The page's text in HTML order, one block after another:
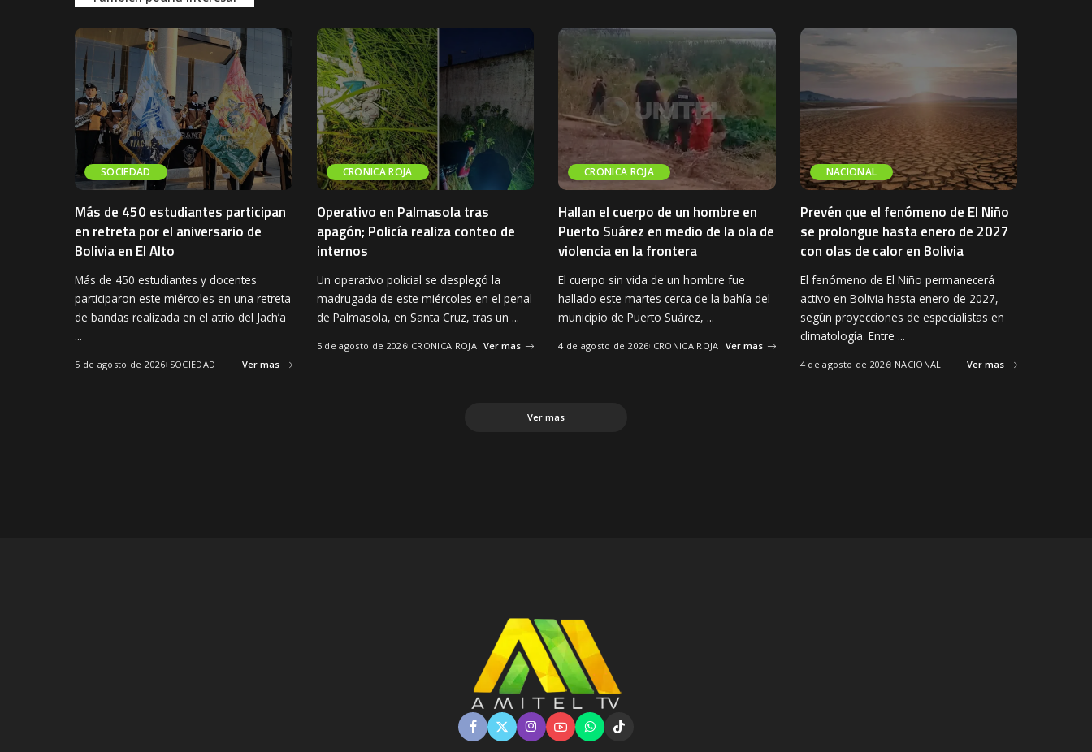
SOCIEDAD
Más de 450 estudiantes participan
en retreta por el aniversario de
Bolivia en El Alto
Más de 450 estudiantes y docentes
participaron este miércoles en una retreta
de bandas realizada en el atrio del Jach’a
...
5 de agosto de 2026 SOCIEDAD Ver mas
CRONICA ROJA
Operativo en Palmasola tras
apagón; Policía realiza conteo de
internos
Un operativo policial se desplegó la
madrugada de este miércoles en el penal
de Palmasola, en Santa Cruz, tras un ...
5 de agosto de 2026 CRONICA ROJA Ver mas
CRONICA ROJA
Hallan el cuerpo de un hombre en
Puerto Suárez en medio de la ola de
violencia en la frontera
El cuerpo sin vida de un hombre fue
hallado este martes cerca de la bahía del
municipio de Puerto Suárez, ...
4 de agosto de 2026 CRONICA ROJA Ver mas
NACIONAL
Prevén que el fenómeno de El Niño
se prolongue hasta enero de 2027
con olas de calor en Bolivia
El fenómeno de El Niño permanecerá
activo en Bolivia hasta enero de 2027,
según proyecciones de especialistas en
climatología. Entre ...
4 de agosto de 2026 NACIONAL Ver mas
Ver mas